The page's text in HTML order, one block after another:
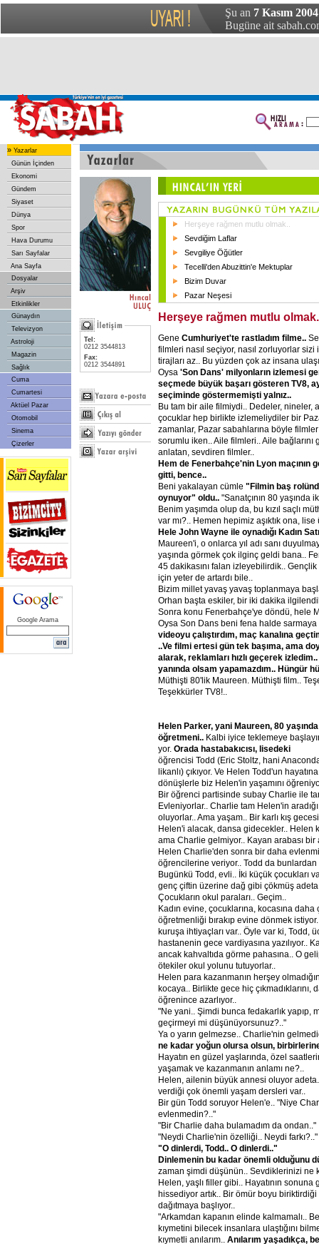
Şu an 7 Kasım
Bugüne ait
» Yazarlar
Günün İçinden
Ekonomi
Gündem
Siyaset
Dünya
Spor
Hava Durumu
Sarı Sayfalar
Ana Sayfa
Dosyalar
Arşiv
Etkinlikler
Günaydın
Televizyon
Astroloji
Magazin
Sağlık
Cuma
Cumartesi
Aktüel Pazar
Otomobil
Sinema
Çizerler
Google Arama
Tel:
0212 3544813
Fax:
0212 3544891
Herşeye rağmen mutlu olmak..
Sevdiğim Laflar
Sevgiliye Öğütler
Tecelli'den Abuzittin'e Mektuplar
Bizim Duvar
Pazar Neşesi
Herşeye rağmen mutlu
Gene Cumhuriyet'te rastladım filme..
filmleri nasıl seçiyor, nasıl zorluyorlar sizi
tirajları az.. Bu yüzden çok az insana
Oysa 'Son Dans' milyonların izlemesi
seçmede büyük başarı gösteren TV8,
seçiminde göstermemişti yalnız..
Bu tam bir aile filmiydi.. Dedeler, nineler,
çocuklar hep birlikte izlemeliydiler bir
zamanlar, Pazar sabahlarına böyle
sorumlu iken.. Aile filmleri.. Aile bağlarını
anlatan, sevdiren filmler..
Hem de Fenerbahçe'nin Lyon maçının
gitti, bence..
Beni yakalayan cümle "Filmin baş
oynuyor" oldu.. "Sanatçının 80 yaşında
Benim yaşımda olup da, bu kızıl saçlı
var mı?.. Hemen hepimiz aşıktık ona, lise
Hele John Wayne ile oynadığı Kadın
Maureen'i, o onlarca yıl adı sanı
yaşında görmek çok ilginç geldi bana..
45 dakikasını falan izleyebilirdik.. Gençlik
için yeter de artardı bile..
Bizim millet yavaş yavaş toplanmaya
Orhan başta eskiler, bir iki dakika
Sonra konu Fenerbahçe'ye döndü, hele
Oysa Son Dans beni fena halde sarmaya
videoyu çalıştırdım, maç kanalına
..Ve filmi ertesi gün tek başıma, ama
alarak, reklamları hızlı geçerek
yanında olsam yapamazdım.. Hüngür
Müthişti 80'lik Maureen. Müthişti film..
Teşekkürler TV8!..
Helen Parker, yani Maureen, 80
öğretmeni.. Kalbi iyice teklemeye
yor. Orada hastabakıcısı, lisedeki
öğrencisi Todd (Eric Stoltz, hani
likanlı) çıkıyor. Ve Helen Todd'un
dönüşlerle biz Helen'in yaşamını
Bir öğrenci partisinde subay Charlie ile
Evleniyorlar.. Charlie tam Helen'in
oluyorlar.. Ama yaşam.. Bir karlı kış
Helen'i alacak, dansa gidecekler.. Helen
ama Charlie gelmiyor.. Kayan arabası bir
Helen Charlie'den sonra bir daha
öğrencilerine veriyor.. Todd da bunlardan
Bugünkü Todd, evli.. İki küçük çocukları
genç çiftin üzerine dağ gibi çökmüş
Çocukların okul paraları.. Geçim..
Kadın evine, çocuklarına, kocasına daha
öğretmenliği bırakıp evine dönmek
kuruşa ihtiyaçları var.. Öyle var ki, Todd,
hastanenin gece vardiyasına yazılıyor..
ancak kahvaltıda görme pahasına.. O
ötekiler okul yolunu tutuyorlar..
Helen para kazanmanın herşey
kocaya.. Birlikte gece hiç çıkmadıklarını,
öğrenince azarlıyor..
"Ne yani.. Şimdi bunca fedakarlık yapıp,
geçirmeyi mi düşünüyorsunuz?.."
Ya o yarın gelmezse.. Charlie'nin
ne kadar yoğun olursa olsun,
Hayatın en güzel yaşlarında, özel
yaşamak ve kazanmanın anlamı ne?..
Helen, ailenin büyük annesi oluyor
verdiği çok önemli yaşam dersleri var..
Bir gün Todd soruyor Helen'e.. "Niye
evlenmedin?.."
"Bir Charlie daha bulamadım da ondan.."
"Neydi Charlie'nin özelliği.. Neydi farkı?.."
"O dinlerdi, Todd.. O dinlerdi.."
Dinlemenin bu kadar önemli olduğunu
zaman şimdi düşünün.. Sevdiklerinizi ne
Helen, yaşlı filler gibi.. Hayatının sonuna
hissediyor artık.. Bir ömür boyu biriktirdiği
dağıtmaya başlıyor..
"Arkamdan kapanın elinde kalmamalı..
kıymetini bilecek insanlara ulaştığını
kıymetli anılarım.. Anılarım yaşadıkça,